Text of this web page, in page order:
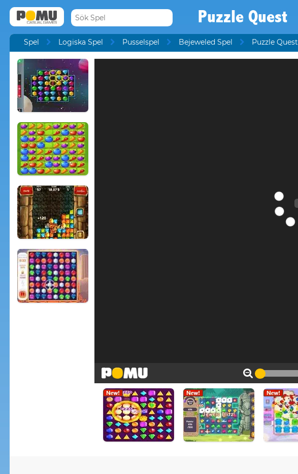
Puzzle Quest
Spel Logiska Spel Pusselspel Bejeweled Spel Puzzle Quest